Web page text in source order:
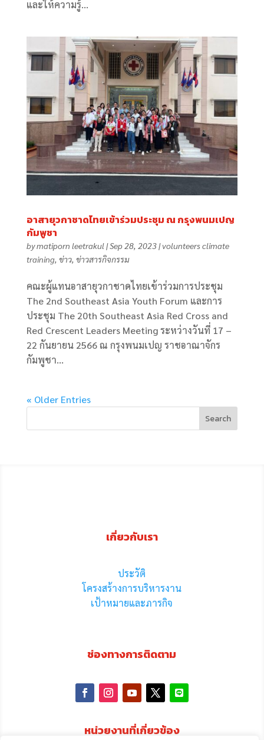
และให้ความรู้...
อาสายุวกาชาดไทยเข้าร่วมประชุม ณ กรุงพนมเปญ
กัมพูชา
bymatiporn leetrakul|Sep 28, 2023|volunteers climate
training, ข่าว, ข่าวสารกิจกรรม
คณะผู้แทนอาสายุวกาชาดไทยเข้าร่วมการประชุม
The 2nd Southeast Asia Youth Forum และการ
ประชุม The 20th Southeast Asia Red Cross and
Red Crescent Leaders Meeting ระหว่างวันที่ 17 –
22 กันยายน 2566 ณ กรุงพนมเปญ ราชอาณาจักร
กัมพูชา...
« Older Entries
Search
เกี่ยวกับเรา
ประวัติ
โครงสร้างการบริหารงาน
เป้าหมายและภารกิจ
ช่องทางการติดตาม
หน่วยงานที่เกี่ยวข้อง